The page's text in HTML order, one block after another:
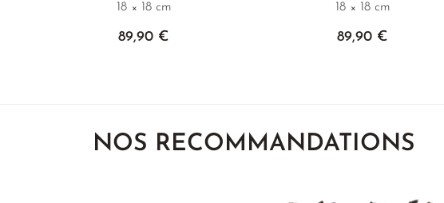
18 × 18 cm
89,90 €
18 × 18 cm
89,90 €
NOS RECOMMANDATIONS